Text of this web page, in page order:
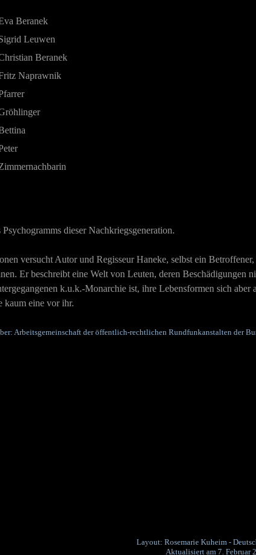
Beranek
Leuwen
Beranek
Naprawnik
Psychogramms dieser Nachkriegsgeneration.
versucht Autor und Regisseur Haneke, selbst ein
Er beschreibt eine Welt von Leuten, deren Beschädigungen
k.u.k.-Monarchie ist, ihre Lebensformen sich
kaum eine vor ihr.
Arbeitsgemeinschaft der öffentlich-rechtlichen Rundfunkanstalten der
Layout: Rosemarie Kuheim -
Aktualisiert am 7. Februar